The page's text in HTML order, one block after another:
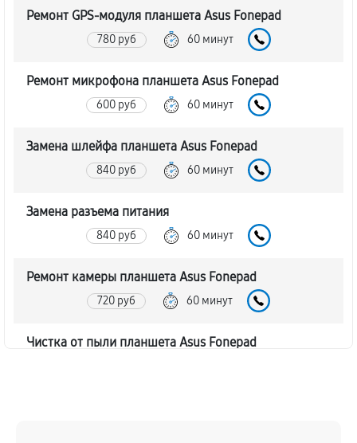
Ремонт GPS-модуля планшета Asus Fonepad
780 руб 60 минут
Ремонт микрофона планшета Asus Fonepad
600 руб 60 минут
Замена шлейфа планшета Asus Fonepad
840 руб 60 минут
Замена разъема питания
840 руб 60 минут
Ремонт камеры планшета Asus Fonepad
720 руб 60 минут
Чистка от пыли планшета Asus Fonepad